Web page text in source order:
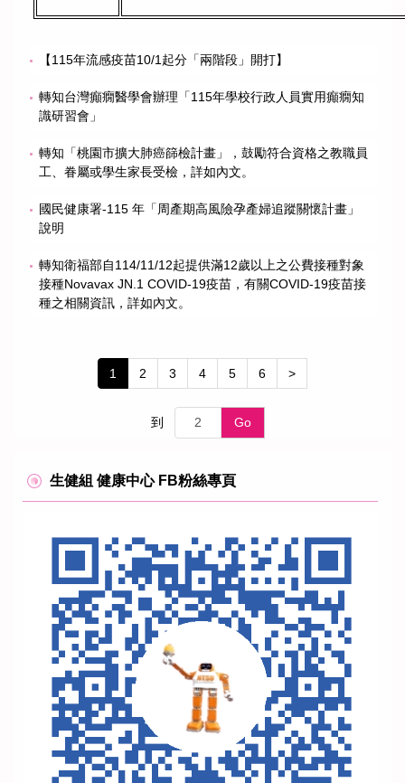
【115年流感疫苗10/1起分「兩階段」開打】
轉知台灣癲癇醫學會辦理「115年學校行政人員實用癲癇知
識研習會」
轉知「桃園市擴大肺癌篩檢計畫」，鼓勵符合資格之教職員
工、眷屬或學生家長受檢，詳如內文。
國民健康署-115 年「周產期高風險孕產婦追蹤關懷計畫」
說明
轉知衛福部自114/11/12起提供滿12歲以上之公費接種對象
接種Novavax JN.1 COVID-19疫苗，有關COVID-19疫苗接
種之相關資訊，詳如內文。
1 2 3 4 5 6 >
到 Go
生健組 健康中心 FB粉絲專頁